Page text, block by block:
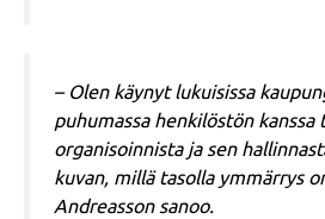
– Olen käynyt lukuisissa
puhumassa henkilöstön
organisoinnista ja sen
kuvan, millä tasolla ymmärrys
Andreasson sanoo.